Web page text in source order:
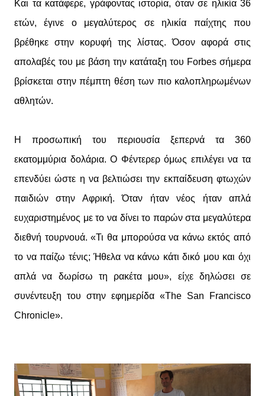
Και τα κατάφερε, γράφοντας ιστορία, όταν σε ηλικία 36
ετών, έγινε ο μεγαλύτερος σε ηλικία παίχτης που
βρέθηκε στην κορυφή της λίστας. Όσον αφορά στις
απολαβές του με βάση την κατάταξη του Forbes σήμερα
βρίσκεται στην πέμπτη θέση των πιο καλοπληρωμένων
αθλητών.
Η προσωπική του περιουσία ξεπερνά τα 360
εκατομμύρια δολάρια. Ο Φέντερερ όμως επιλέγει να τα
επενδύει ώστε η να βελτιώσει την εκπαίδευση φτωχών
παιδιών στην Αφρική. Όταν ήταν νέος ήταν απλά
ευχαριστημένος με το να δίνει το παρών στα μεγαλύτερα
διεθνή τουρνουά. «Τι θα μπορούσα να κάνω εκτός από
το να παίζω τένις; Ήθελα να κάνω κάτι δικό μου και όχι
απλά να δωρίσω τη ρακέτα μου», είχε δηλώσει σε
συνέντευξη του στην εφημερίδα «The San Francisco
Chronicle».